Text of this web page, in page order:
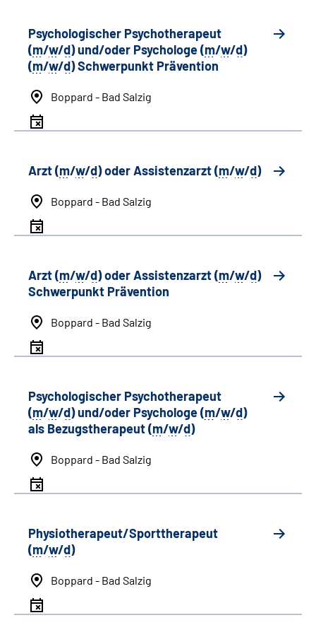
Psychologischer Psychotherapeut
(m/w/d) und/oder Psychologe (m/w/d)
(m/w/d) Schwerpunkt Prävention
Boppard - Bad Salzig
Arzt (m/w/d) oder Assistenzarzt (m/w/d)
Boppard - Bad Salzig
Arzt (m/w/d) oder Assistenzarzt (m/w/d)
Schwerpunkt Prävention
Boppard - Bad Salzig
Psychologischer Psychotherapeut
(m/w/d) und/oder Psychologe (m/w/d)
als Bezugstherapeut (m/w/d)
Boppard - Bad Salzig
Physiotherapeut/Sporttherapeut
(m/w/d)
Boppard - Bad Salzig